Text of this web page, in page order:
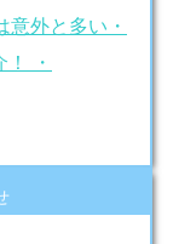
意外と多い・
・